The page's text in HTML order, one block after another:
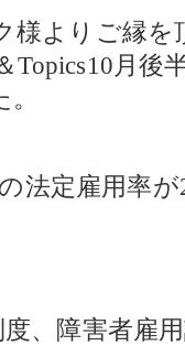
様よりご縁を
Topics10月後
法定雇用率
、障害者雇